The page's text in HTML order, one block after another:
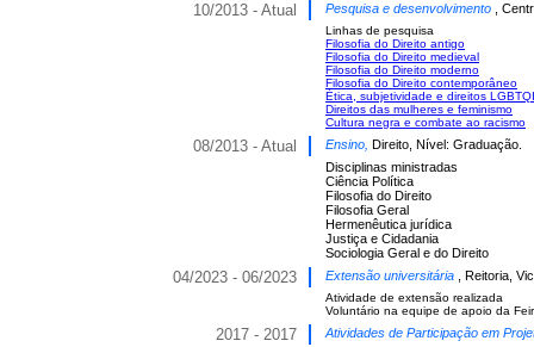
10/2013 - Atual Pesquisa e desenvolvimento ,
Linhas de pesquisa
Filosofia do Direito antigo
Filosofia do Direito medieval
Filosofia do Direito moderno
Filosofia do Direito contemporâneo
Ética, subjetividade e direitos
Direitos das mulheres e feminismo
Cultura negra e combate ao racismo
08/2013 - Atual Ensino, Direito, Nível: Graduação.
Disciplinas ministradas
Ciência Política
Filosofia do Direito
Filosofia Geral
Hermenêutica jurídica
Justiça e Cidadania
Sociologia Geral e do Direito
04/2023 - 06/2023 Extensão universitária , Reitoria,
Atividade de extensão realizada
Voluntário na equipe de apoio da
2017 - 2017 Atividades de Participação em